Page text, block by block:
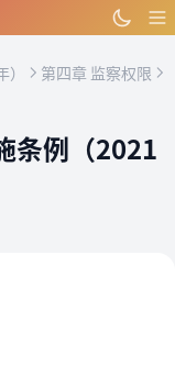
第四章 监察权限
条例（2021